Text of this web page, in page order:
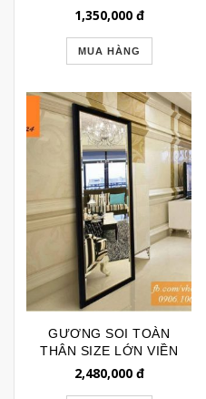
VINTAGE GSTT079
1,350,000đ
MUA HÀNG
GƯƠNG SOI TOÀN
THÂN SIZE LỚN VIỀN
ĐEN TRƠN 196
2,480,000đ